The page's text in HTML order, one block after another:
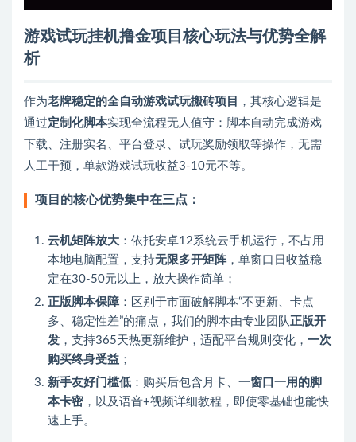
游戏试玩挂机撸金项目核心玩法与优势全解
析
作为老牌稳定的全自动游戏试玩搬砖项目
，其核心逻辑是
通过定制化脚本实现全流程无人值守：脚本自动完成游戏
下载、注册实名、平台登录、试玩奖励领取等操作，无需
人工干预，单款游戏试玩收益3-10元不等。
项目的核心优势集中在三点：
云机矩阵放大 ：依托安卓12系统云手机运行，不占用
本地电脑配置，支持无限多开矩阵，单窗口日收益稳
定在30-50元以上，放大操作简单；
正版脚本保障 ：区别于市面破解脚本“不更新、卡点
多、稳定性差”的痛点，我们的脚本由专业团队 正版开
发 ，支持365天热更新维护，适配平台规则变化， 一次
购买终身受益 ；
新手友好门槛低 ：购买后包含月卡、 一窗口一用的脚
本卡密，以及语音+视频详细教程，即使零基础也能快
速上手。